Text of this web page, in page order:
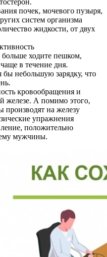
почек, мочевого пузыря,
систем организма
жидкости, от двух
больше ходите пешком,
в течение дня.
бы небольшую зарядку, что
кровообращения и
железе. А помимо этого,
производят на железу
упражнения
положительно
мужчины.